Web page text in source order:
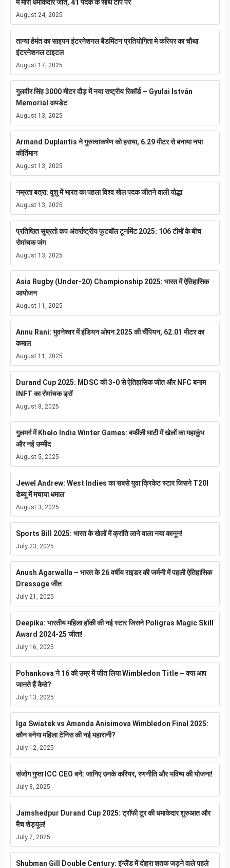
में मारी धमाकेदार जीत, 41 पदक के साथ टॉप पर
August 24, 2025
तान्या हेमंत का साइपन इंटरनेशनल बैडमिंटन प्रतियोगिता मे करियर का चौथा
इंटरनेशनल टाइटल
August 17, 2025
गुलवीर सिंह 3000 मीटर दौड़ में नया राष्ट्रीय रिकॉर्ड – Gyulai István
Memorial अपडेट
August 13, 2025
Armand Duplantis ने गुरुत्वाकर्षण को हराया, 6.29 मीटर से बनाया नया
कीर्तिमान
August 13, 2025
नम्रता बत्रा: वुशु में भारत का पहला विश्व खेल पदक जीतने वाली योद्धा
August 13, 2025
प्रतिष्ठित सुब्रतो कप अंतर्राष्ट्रीय फुटबॉल टूर्नामेंट 2025: 106 टीमों के बीच
रोमांचक जंग
August 13, 2025
Asia Rugby (Under-20) Championship 2025: भारत में ऐतिहासिक
आयोजन
August 11, 2025
Annu Rani: भुवनेश्वर में इंडियन ओपन 2025 की चैंपियन, 62.01 मीटर का
कमाल
August 11, 2025
Durand Cup 2025: MDSC की 3-0 से ऐतिहासिक जीत और NFC बनाम
INFT का रोमांचक ड्रॉ
August 8, 2025
गुलमर्ग में Khelo India Winter Games: बर्फीली घाटी में खेलों का महाकुंभ
और नई उम्मीद
August 5, 2025
Jewel Andrew: West Indies का सबसे युवा क्रिकेट स्टार जिसने T20I
डेब्यू में मचाया धमाल
August 3, 2025
Sports Bill 2025: भारत के खेलों में क्रांति लाने वाला नया कानून!
July 23, 2025
Anush Agarwalla – भारत के 26 वर्षीय राइडर की जर्मनी में पहली ऐतिहासिक
Dressage जीत
July 21, 2025
Deepika: भारतीय महिला हॉकी की नई स्टार जिसने Poligras Magic Skill
Award 2024-25 जीता!
July 16, 2025
Pohankova ने 16 की उम्र में जीत लिया Wimbledon Title – क्या आप
जानते हैं कैसे?
July 13, 2025
Iga Swiatek vs Amanda Anisimova Wimbledon Final 2025:
कौन बनेगा महिला टेनिस की नई महारानी?
July 12, 2025
संजोग गुप्ता ICC CEO बने: जानिए उनके करियर, रणनीति और भविष्य की योजना!
July 8, 2025
Jamshedpur Durand Cup 2025: ट्रॉफी टूर की धमाकेदार शुरुआत और
मैच शेड्यूल!
July 7, 2025
Shubman Gill Double Century: इंग्लैंड में दोहरा शतक जड़ने वाले पहले